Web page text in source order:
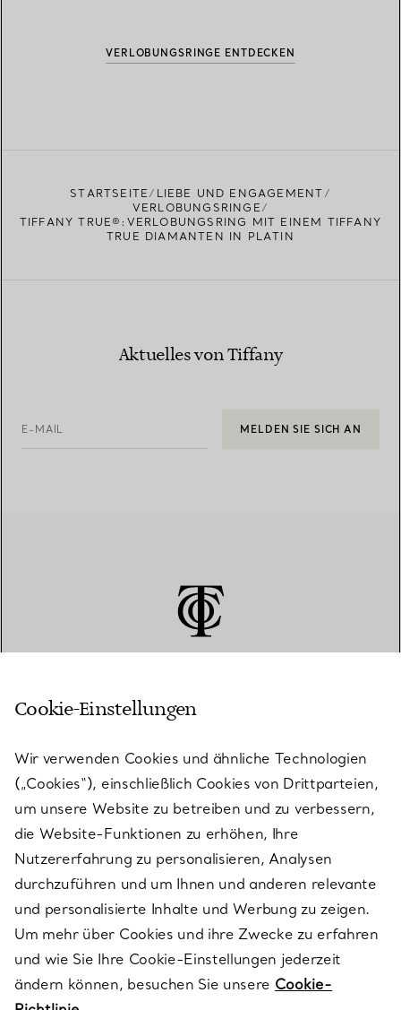
VERLOBUNGSRINGE ENTDECKEN
STARTSEITE
LIEBE UND ENGAGEMENT
VERLOBUNGSRINGE
TIFFANY TRUE®:VERLOBUNGSRING MIT EINEM TIFFANY
TRUE DIAMANTEN IN PLATIN
Aktuelles von Tiffany
E-MAIL MELDEN SIE SICH AN
KUNDENSERVICE
SERVICES
ÜBER TIFFANY & CO.
RECHTLICHE HINWEISE
Cookie-Einstellungen
Wir verwenden Cookies und ähnliche Technologien
(„Cookies“), einschließlich Cookies von Drittparteien,
um unsere Website zu betreiben und zu verbessern,
die Website-Funktionen zu erhöhen, Ihre
Nutzererfahrung zu personalisieren, Analysen
durchzuführen und um Ihnen und anderen relevante
und personalisierte Inhalte und Werbung zu zeigen.
Um mehr über Cookies und ihre Zwecke zu erfahren
und wie Sie Ihre Cookie-Einstellungen jederzeit
ändern können, besuchen Sie unsere Cookie-